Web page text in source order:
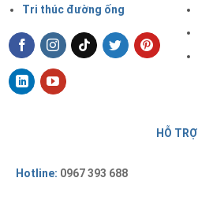
Tri thúc đường ống
HỖ TRỢ
Hotline: 0967 393 688